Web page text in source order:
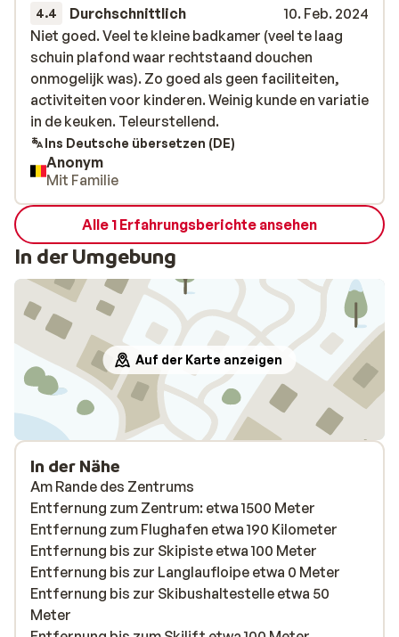
4.4 Durchschnittlich
10. Feb. 2024
Niet goed. Veel te kleine badkamer (veel te laag
schuin plafond waar rechtstaand douchen
onmogelijk was). Zo goed als geen faciliteiten,
activiteiten voor kinderen. Weinig kunde en variatie
in de keuken. Teleurstellend.
Niet goed. Veel te kleine badkamer (veel te laag
schuin plafond waar rechtstaand douchen
onmogelijk was). Zo goed als geen faciliteiten,
activiteiten voor kinderen. Weinig kunde en variatie
in de keuken. Teleurstellend.
Ins Deutsche übersetzen (DE)
Anonym
Mit Familie
Alle 1 Erfahrungsberichte ansehen
In der Umgebung
Auf der Karte anzeigen
In der Nähe
Am Rande des Zentrums
Entfernung zum Zentrum: etwa 1500 Meter
Entfernung zum Flughafen etwa 190 Kilometer
Entfernung bis zur Skipiste etwa 100 Meter
Entfernung bis zur Langlaufloipe etwa 0 Meter
Entfernung bis zur Skibushaltestelle etwa 50
Meter